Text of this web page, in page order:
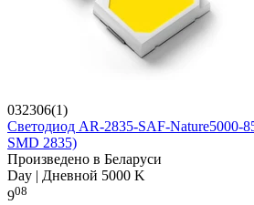
032306(1)
Светодиод AR-2835-SAF-Nature5000-
SMD 2835)
Произведено в Беларуси
Day | Дневной 5000 K
908